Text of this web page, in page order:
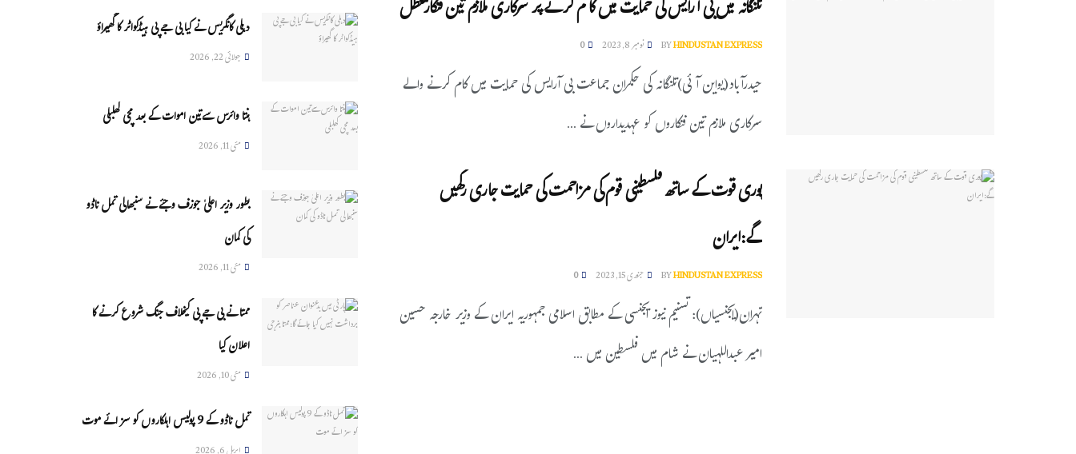
تلنگانہ میں بی آرایس کی حمایت میں کا م کرنے پر سرکاری ملازم تین فنکارمعطل
BYHINDUSTAN EXPRESS نومبر 8, 2023 0
حیدرآباد(یواین آئی)تلنگانہ کی حکمران جماعت بی آرایس کی حمایت میں کام کرنے والے
سرکاری ملازم تین فنکاروں کو عہدیداروں نے ...
پوری قوت کے ساتھ فلسطینی قوم کی مزاحمت کی حمایت جاری رکھیں
گے:ایران
BYHINDUSTAN EXPRESS جنوری 15, 2023 0
تہران(ایجنسیاں): تسنیم نیوز ایجنسی کے مطابق اسلامی جمہوریہ ایران کے وزیر خارجہ حسین
امیر عبداللہیان نے شام میں فلسطین میں ...
دہلی کانگریس نے کیا بی جے پی ہیڈکواٹر کا گھیراؤ
جولائی 22, 2026
ہنتا وائرس سےتین اموات کے بعد مچی کھلبلی
مئی 11, 2026
بطور وزیر اعلیٰ جوزف وجئے نے سنبھالی تمل ناڈو
کی کمان
مئی 11, 2026
ممتا نے بی جے پی کیخلاف جنگ شروع کرنے کا
اعلان کیا
مئی 10, 2026
تمل ناڈو کے 9 پولیس اہلکاروں کو سزائے موت